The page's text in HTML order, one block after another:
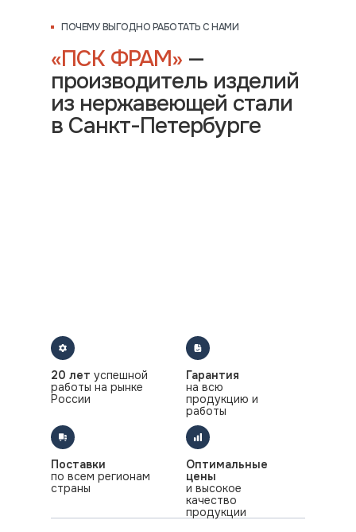
«ПСК ФРАМ» —
производитель изделий
из нержавеющей стали
в Санкт-Петербурге
20 лет успешной
работы на рынке
России
Гарантия
на всю
продукцию и
работы
Оптимальные
цены
и высокое
качество
продукции
Поставки
по всем регионам
страны
ПОЧЕМУ ВЫГОДНО РАБОТАТЬ С НАМИ